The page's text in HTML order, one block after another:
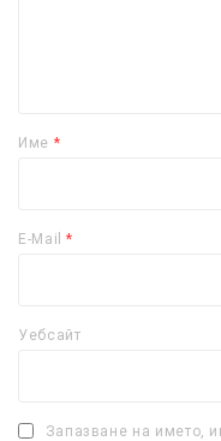
Име *
E-Mail*
Уебсайт
Запазване на името,